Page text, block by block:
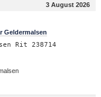
3 August 2026
Geldermalsen
Rit 238714